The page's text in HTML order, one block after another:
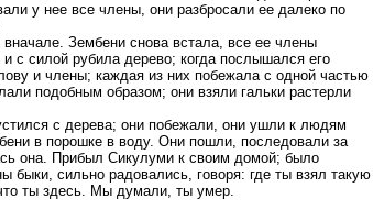
у нее все члены, они разбросали ее далеко по
Зембени снова встала, все ее члены
с силой рубила дерево; когда послышался его
и члены; каждая из них побежала с одной частью
подобным образом; они взяли гальки растерли
с дерева; они побежали, они ушли к людям
в порошке в воду. Они пошли, последовали за
она. Прибыл Сикулуми к своим домой; было
быки, сильно радовались, говоря: где ты взял такую
ты здесь. Мы думали, ты умер.